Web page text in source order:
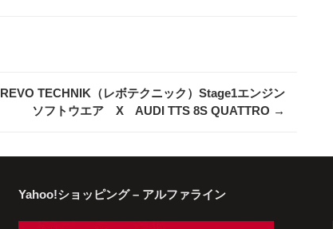
REVO TECHNIK（レボテクニック）Stage1エンジン
ソフトウエア X AUDI TTS 8S QUATTRO →
Yahoo!ショッピング – アルファライン